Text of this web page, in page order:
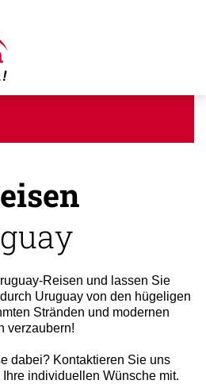
Reisen und lassen Sie
Uruguay von den hügeligen
Stränden und modernen
verzaubern!
dabei? Kontaktieren Sie uns
individuellen Wünsche mit.